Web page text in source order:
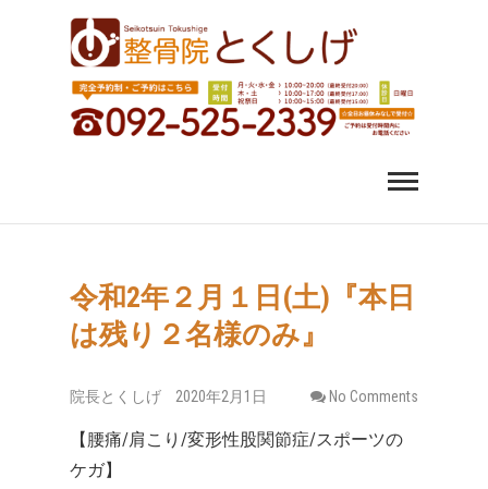
福岡市中央区 薬院 肩
こり 腰痛｜整体 スポ
ーツ障害なら整骨院
福岡市中央区、薬院、天神、平尾、博多、六本松で肩こ
り、腰痛、変形性股関節症にお悩みなら整骨院とくしげ
へ。患者さんのお話を丁寧にお聞きし、施術させていた
だきます。スポーツ選手のケガもおまかせください。
令和2年２月１日(土)『本日
は残り２名様のみ』
院長とくしげ 2020年2月1日 No Comments
【腰痛/肩こり/変形性股関節症/スポーツの
ケガ】